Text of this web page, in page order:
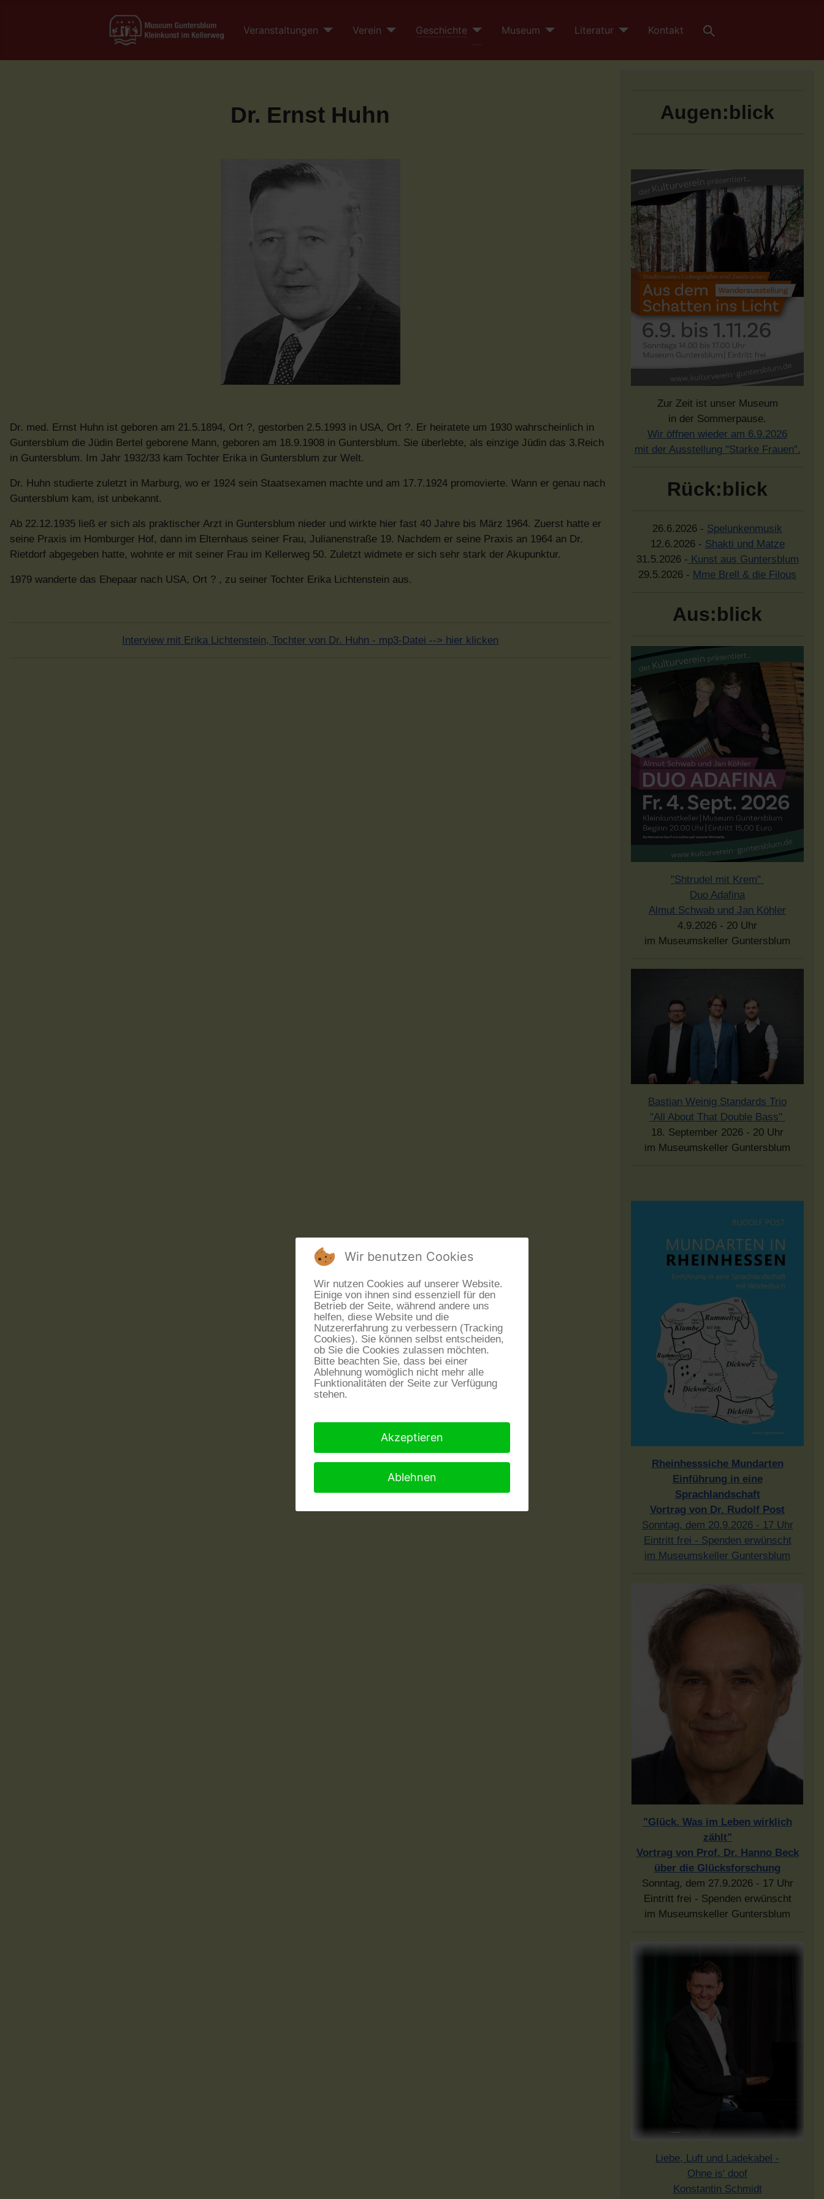
Veranstaltungen Verein Geschichte Museum Literatur Kontakt
Dr. Ernst Huhn
Dr. med. Ernst Huhn ist geboren am 21.5.1894, Ort ?, gestorben 2.5.1993 in USA, Ort ?. Er heiratete um 1930 wahrscheinlich in
Guntersblum die Jüdin Bertel geborene Mann, geboren am 18.9.1908 in Guntersblum. Sie überlebte, als einzige Jüdin das 3.Reich
in Guntersblum. Im Jahr 1932/33 kam Tochter Erika in Guntersblum zur Welt.
Dr. Huhn studierte zuletzt in Marburg, wo er 1924 sein Staatsexamen machte und am 17.7.1924 promovierte. Wann er genau nach
Guntersblum kam, ist unbekannt.
Ab 22.12.1935 ließ er sich als praktischer Arzt in Guntersblum nieder und wirkte hier fast 40 Jahre bis März 1964. Zuerst hatte er
seine Praxis im Homburger Hof, dann im Elternhaus seiner Frau, Julianenstraße 19. Nachdem er seine Praxis an 1964 an Dr.
Rietdorf abgegeben hatte, wohnte er mit seiner Frau im Kellerweg 50. Zuletzt widmete er sich sehr stark der Akupunktur.
1979 wanderte das Ehepaar nach USA, Ort ? , zu seiner Tochter Erika Lichtenstein aus.
Interview mit Erika Lichtenstein, Tochter von Dr. Huhn - mp3-Datei --> hier klicken
Augen:blick
Zur Zeit ist unser Museum
in der Sommerpause.
Wir öffnen wieder am 6.9.2026
mit der Ausstellung "Starke Frauen".
Rück:blick
26.6.2026 - Spelunkenmusik
12.6.2026 - Shakti und Matze
31.5.2026 - Kunst aus Guntersblum
29.5.2026 - Mme Brell & die Filous
Aus:blick
"Shtrudel mit Krem"
Duo Adafina
Almut Schwab und Jan Köhler
4.9.2026 - 20 Uhr
im Museumskeller Guntersblum
Bastian Weinig Standards Trio
"All About That Double Bass"
18. September 2026 - 20 Uhr
im Museumskeller Guntersblum
Rheinhesssiche Mundarten
Einführung in eine
Sprachlandschaft
Vortrag von Dr. Rudolf Post
Sonntag, dem 20.9.2026 - 17 Uhr
Eintritt frei - Spenden erwünscht
im Museumskeller Guntersblum
"Glück. Was im Leben wirklich
zählt"
Vortrag von Prof. Dr. Hanno Beck
über die Glücksforschung
Sonntag, dem 27.9.2026 - 17 Uhr
Eintritt frei - Spenden erwünscht
im Museumskeller Guntersblum
Liebe, Luft und Ladekabel -
Ohne is' doof
Konstantin Schmidt
Wir benutzen Cookies
Wir nutzen Cookies auf unserer Website.
Einige von ihnen sind essenziell für den
Betrieb der Seite, während andere uns
helfen, diese Website und die
Nutzererfahrung zu verbessern (Tracking
Cookies). Sie können selbst entscheiden,
ob Sie die Cookies zulassen möchten.
Bitte beachten Sie, dass bei einer
Ablehnung womöglich nicht mehr alle
Funktionalitäten der Seite zur Verfügung
stehen.
Akzeptieren
Ablehnen